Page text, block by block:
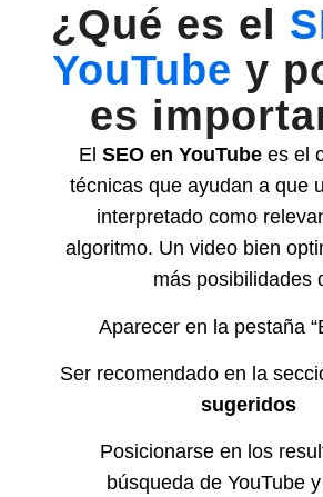
¿Qué es el
YouTube y
es
El SEO en YouTube es el
técnicas que ayudan a que
interpretado como
algoritmo. Un video bien
más posibilidades
Aparecer en la pestaña
Ser recomendado en la
sugeridos
Posicionarse en los
búsqueda de YouTube